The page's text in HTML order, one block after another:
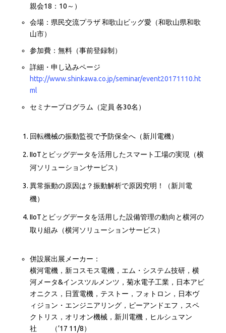
親会18：10～）
会場：県民交流プラザ 和歌山ビッグ愛（和歌山県和歌
山市）
参加費：無料（事前登録制）
詳細・申し込みページ
http://www.shinkawa.co.jp/seminar/event20171110.ht
ml
セミナープログラム（定員 各30名）
回転機械の振動監視で予防保全へ（新川電機）
IIoTとビッグデータを活用したスマート工場の実現（横
河ソリューションサービス）
異常振動の原因は？振動解析で原因究明！（新川電
機）
IIoTとビッグデータを活用した設備管理の動向と横河の
取り組み（横河ソリューションサービス）
併設展出展メーカー：
横河電機，新コスモス電機，エム・システム技研，横
河メータ&インスツルメンツ，菊水電子工業，日本アビ
オニクス，日置電機，テストー，フォトロン，日本ヴ
ィジョン・エンジニアリング，ピーアンドエフ，スペ
クトリス，オリオン機械，新川電機，ヒルシュマン
社 （’17 11/8）